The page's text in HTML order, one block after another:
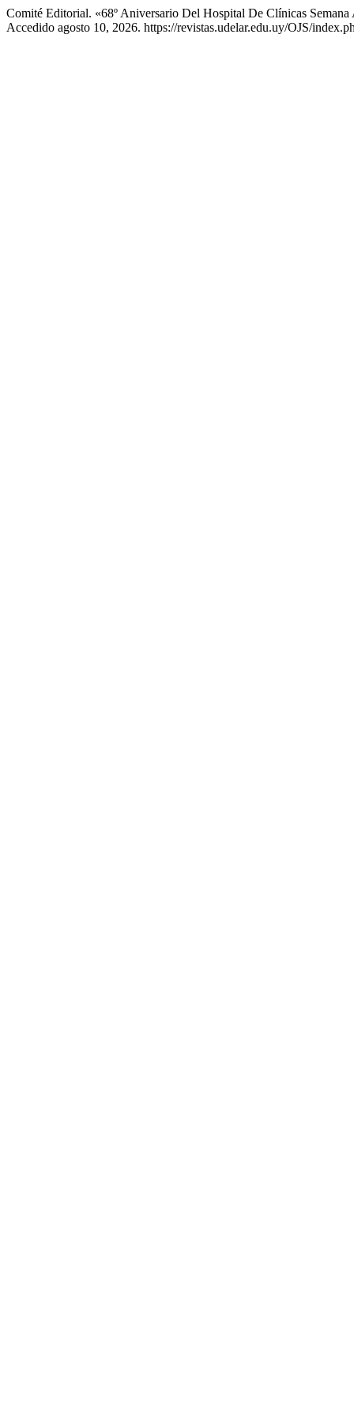
Comité Editorial. «68º Aniversario Del Hospital De Clínicas
Accedido agosto 10, 2026. https://revistas.udelar.edu.uy/OJS/